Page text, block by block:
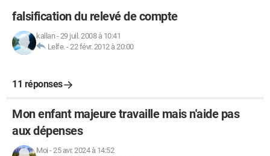
falsification du relevé de compte
kallan-29 juil. 2008 à 10:41
Lelfe.-22 févr. 2012 à 20:00
11 réponses
Mon enfant majeure travaille mais n'aide pas
aux dépenses
Moi -25 avr. 2024 à 14:52